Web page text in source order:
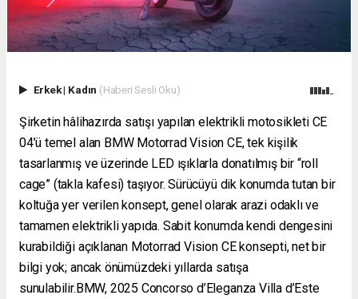
Erkek| Kadın (Haberi Sesli Oku)
Şirketin hâlihazırda satışı yapılan elektrikli motosikleti CE
04’ü temel alan BMW Motorrad Vision CE, tek kişilik
tasarlanmış ve üzerinde LED ışıklarla donatılmış bir “roll
cage” (takla kafesi) taşıyor. Sürücüyü dik konumda tutan bir
koltuğa yer verilen konsept, genel olarak arazi odaklı ve
tamamen elektrikli yapıda. Sabit konumda kendi dengesini
kurabildiği açıklanan Motorrad Vision CE konsepti, net bir
bilgi yok; ancak önümüzdeki yıllarda satışa
sunulabilir.BMW, 2025 Concorso d’Eleganza Villa d’Este